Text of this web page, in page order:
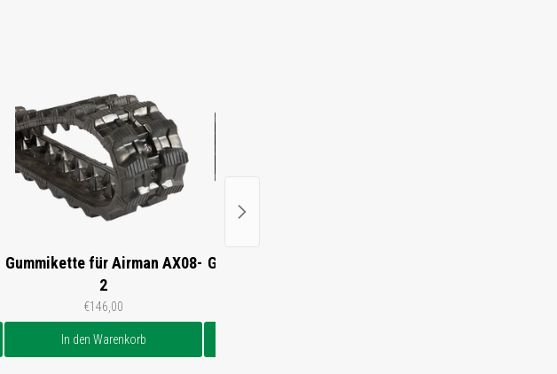
Gummikette für Airman AX08-
2
€146,00
In den Warenkorb
Gummikette für Airman AX12